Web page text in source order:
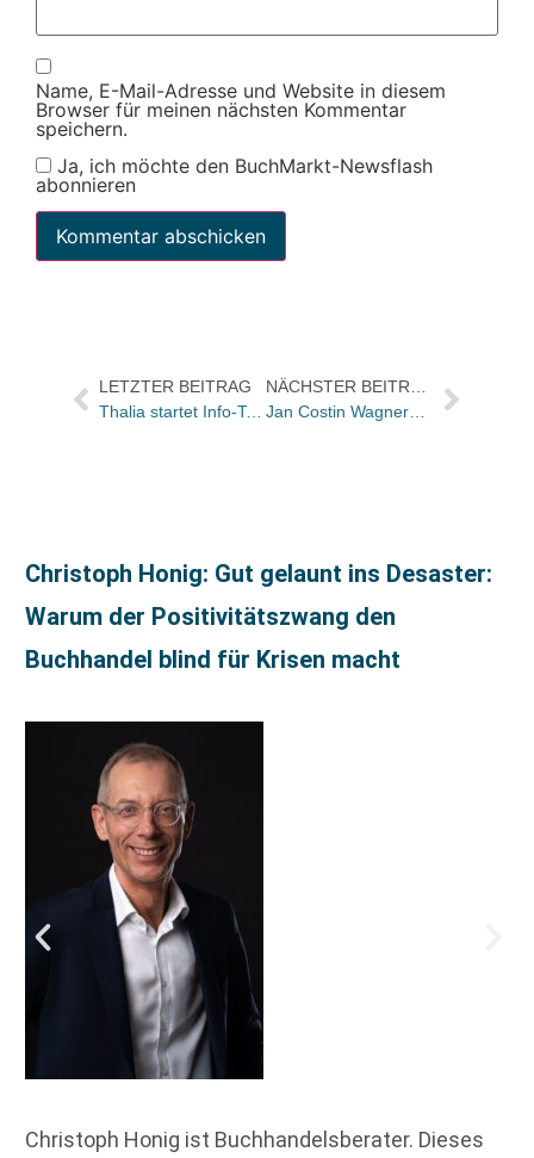
Name, E-Mail-Adresse und Website in diesem
Browser für meinen nächsten Kommentar
speichern.
Ja, ich möchte den BuchMarkt-Newsflash
abonnieren
LETZTER BEITRAG
Thalia startet Info-Tour zum Trend-Thema eReading
Christoph Honig: Gut gelaunt ins Desaster:
Warum der Positivitätszwang den
Buchhandel blind für Krisen macht
Christoph Honig ist Buchhandelsberater. Dieses